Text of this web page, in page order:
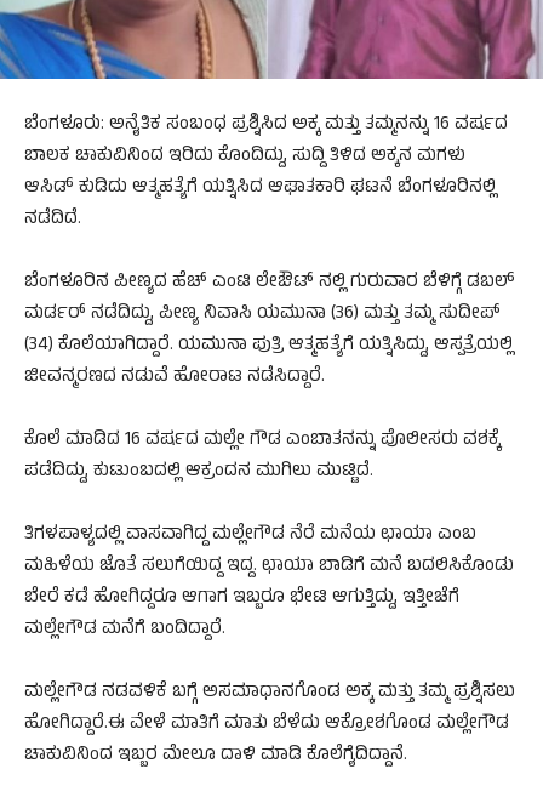
ಬೆಂಗಳೂರು: ಅನೈತಿಕ ಸಂಬಂಧ ಪ್ರಶ್ನಿಸಿದ ಅಕ್ಕ ಮತ್ತು ತಮ್ಮನನ್ನು 16 ವರ್ಷದ
ಬಾಲಕ ಚಾಕುವಿನಿಂದ ಇರಿದು ಕೊಂದಿದ್ದು, ಸುದ್ದಿ ತಿಳಿದ ಅಕ್ಕನ ಮಗಳು
ಆಸಿಡ್ ಕುಡಿದು ಆತ್ಮಹತ್ಯೆಗೆ ಯತ್ನಿಸಿದ ಆಘಾತಕಾರಿ ಘಟನೆ ಬೆಂಗಳೂರಿನಲ್ಲಿ
ನಡೆದಿದೆ.
ಬೆಂಗಳೂರಿನ ಪೀಣ್ಯದ ಹೆಚ್ ಎಂಟಿ ಲೇಔಟ್ ನಲ್ಲಿ ಗುರುವಾರ ಬೆಳಿಗ್ಗೆ ಡಬಲ್
ಮರ್ಡರ್ ನಡೆದಿದ್ದು, ಪೀಣ್ಯ ನಿವಾಸಿ ಯಮುನಾ (36) ಮತ್ತು ತಮ್ಮ ಸುದೀಪ್
(34) ಕೊಲೆಯಾಗಿದ್ದಾರೆ. ಯಮುನಾ ಪುತ್ರಿ ಆತ್ಮಹತ್ಯೆಗೆ ಯತ್ನಿಸಿದ್ದು, ಆಸ್ಪತ್ರೆಯಲ್ಲಿ
ಜೀವನ್ಮರಣದ ನಡುವೆ ಹೋರಾಟ ನಡೆಸಿದ್ದಾರೆ.
ಕೊಲೆ ಮಾಡಿದ 16 ವರ್ಷದ ಮಲ್ಲೇ ಗೌಡ ಎಂಬಾತನನ್ನು ಪೊಲೀಸರು ವಶಕ್ಕೆ
ಪಡೆದಿದ್ದು, ಕುಟುಂಬದಲ್ಲಿ ಆಕ್ರಂದನ ಮುಗಿಲು ಮುಟ್ಟಿದೆ.
ತಿಗಳಪಾಳ್ಯದಲ್ಲಿ ವಾಸವಾಗಿದ್ದ ಮಲ್ಲೇಗೌಡ ನೆರೆ ಮನೆಯ ಛಾಯಾ ಎಂಬ
ಮಹಿಳೆಯ ಜೊತೆ ಸಲುಗೆಯಿದ್ದ ಇದ್ದ. ಛಾಯಾ ಬಾಡಿಗೆ ಮನೆ ಬದಲಿಸಿಕೊಂಡು
ಬೇರೆ ಕಡೆ ಹೋಗಿದ್ದರೂ ಆಗಾಗ ಇಬ್ಬರೂ ಭೇಟಿ ಆಗುತ್ತಿದ್ದು, ಇತ್ತೀಚೆಗೆ
ಮಲ್ಲೇಗೌಡ ಮನೆಗೆ ಬಂದಿದ್ದಾರೆ.
ಮಲ್ಲೇಗೌಡ ನಡವಳಿಕೆ ಬಗ್ಗೆ ಅಸಮಾಧಾನಗೊಂಡ ಅಕ್ಕ ಮತ್ತು ತಮ್ಮ ಪ್ರಶ್ನಿಸಲು
ಹೋಗಿದ್ದಾರೆ.ಈ ವೇಳೆ ಮಾತಿಗೆ ಮಾತು ಬೆಳೆದು ಆಕ್ರೋಶಗೊಂಡ ಮಲ್ಲೇಗೌಡ
ಚಾಕುವಿನಿಂದ ಇಬ್ಬರ ಮೇಲೂ ದಾಳಿ ಮಾಡಿ ಕೊಲೆಗೈದಿದ್ದಾನೆ.